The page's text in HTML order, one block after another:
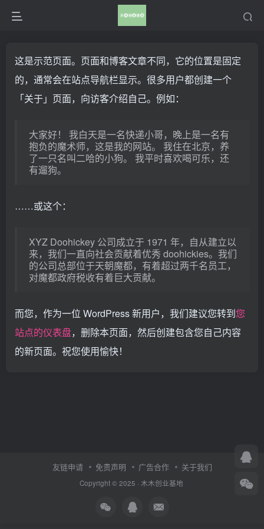
这是示范页面。页面和博客文章不同，它的位置是固定
的，通常会在站点导航栏显示。很多用户都创建一个
「关于」页面，向访客介绍自己。例如：
大家好！ 我白天是一名快递小哥，晚上是一名有
抱负的魔术师，这是我的网站。 我住在北京，养
了一只名叫二哈的小狗。 我平时喜欢喝可乐，还
有遛狗。
……或这个：
XYZ Doohickey 公司成立于 1971 年，自从建立以
来，我们一直向社会贡献着优秀 doohickies。我们
的公司总部位于天朝魔都，有着超过两千名员工，
对魔都政府税收有着巨大贡献。
而您，作为一位 WordPress 新用户，我们建议您转到您
站点的仪表盘，删除本页面，然后创建包含您自己内容
的新页面。祝您使用愉快！
友链申请 免责声明 广告合作 关于我们
Copyright © 2025 · 木木创业基地